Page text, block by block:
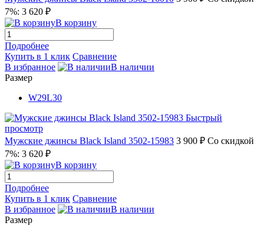
7%: 3 620 ₽
В корзину
Подробнее
Купить в 1 клик Сравнение
В избранное
В наличии
Размер
W29L30
Быстрый
просмотр
Мужские джинсы Black Island 3502-15983 3 900 ₽ Со скидкой
7%: 3 620 ₽
В корзину
Подробнее
Купить в 1 клик Сравнение
В избранное
В наличии
Размер